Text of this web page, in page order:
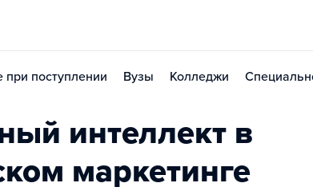
поступлении Вузы Колледжи
интеллект в
маркетинге